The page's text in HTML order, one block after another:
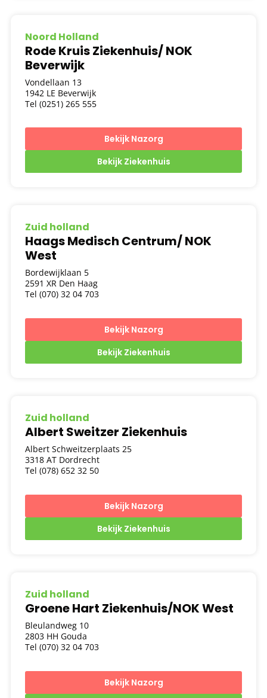
Noord Holland
Rode Kruis Ziekenhuis/ NOK
Beverwijk
Vondellaan 13
1942 LE Beverwijk
Tel (0251) 265 555
Bekijk Nazorg
Bekijk Ziekenhuis
Zuid holland
Haags Medisch Centrum/ NOK
West
Bordewijklaan 5
2591 XR Den Haag
Tel (070) 32 04 703
Bekijk Nazorg
Bekijk Ziekenhuis
Zuid holland
Albert Sweitzer Ziekenhuis
Albert Schweitzerplaats 25
3318 AT Dordrecht
Tel (078) 652 32 50
Bekijk Nazorg
Bekijk Ziekenhuis
Zuid holland
Groene Hart Ziekenhuis/NOK West
Bleulandweg 10
2803 HH Gouda
Tel (070) 32 04 703
Bekijk Nazorg